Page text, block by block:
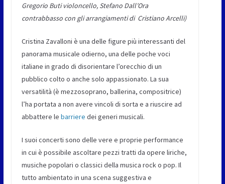
Gregorio Buti violoncello, Stefano Dall’Ora
contrabbasso con gli arrangiamenti di Cristiano Arcelli)
Cristina Zavalloni è una delle figure più interessanti del
panorama musicale odierno, una delle poche voci
italiane in grado di disorientare l’orecchio di un
pubblico colto o anche solo appassionato. La sua
versatilità (è mezzosoprano, ballerina, compositrice)
l’ha portata a non avere vincoli di sorta e a riuscire ad
abbattere le barriere dei generi musicali.
I suoi concerti sono delle vere e proprie performance
in cui è possibile ascoltare pezzi tratti da opere liriche,
musiche popolari o classici della musica rock o pop. Il
tutto ambientato in una scena suggestiva e